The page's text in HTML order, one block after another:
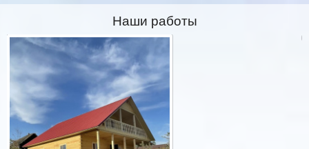
Наши работы